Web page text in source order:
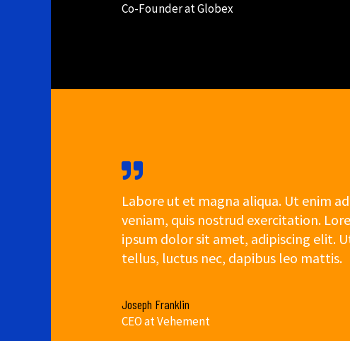
Co-Founder at Globex
Labore ut et magna aliqua. Ut enim
veniam, quis nostrud exercitation.
ipsum dolor sit amet, adipiscing elit.
tellus, luctus nec, dapibus leo mattis.
Joseph Franklin
CEO at Vehement